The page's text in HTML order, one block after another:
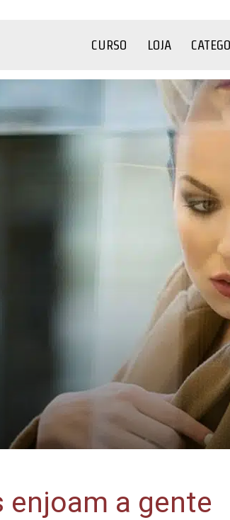
CURSO LOJA
enjoam a gente